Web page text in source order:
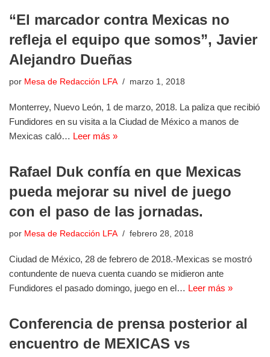
“El marcador contra Mexicas no
refleja el equipo que somos”, Javier
Alejandro Dueñas
por Mesa de Redacción LFA marzo 1, 2018
Monterrey, Nuevo León, 1 de marzo, 2018. La paliza que recibió
Fundidores en su visita a la Ciudad de México a manos de
Mexicas caló… Leer más »
Rafael Duk confía en que Mexicas
pueda mejorar su nivel de juego
con el paso de las jornadas.
por Mesa de Redacción LFA febrero 28, 2018
Ciudad de México, 28 de febrero de 2018.-Mexicas se mostró
contundente de nueva cuenta cuando se midieron ante
Fundidores el pasado domingo, juego en el… Leer más »
Conferencia de prensa posterior al
encuentro de MEXICAS vs